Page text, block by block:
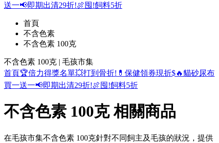
送一📢即期出清29折!🍖囤!飼料5折
首頁
不含色素
不含色素 100克
不含色素 100克 | 毛孩市集
首頁🏆倍力得獎名單💥打到骨折! 💊保健領券現折$🔥貓砂尿布
買一送一📢即期出清29折!🍖囤!飼料5折
不含色素 100克 相關商品
在毛孩市集不含色素 100克針對不同飼主及毛孩的狀況，提供